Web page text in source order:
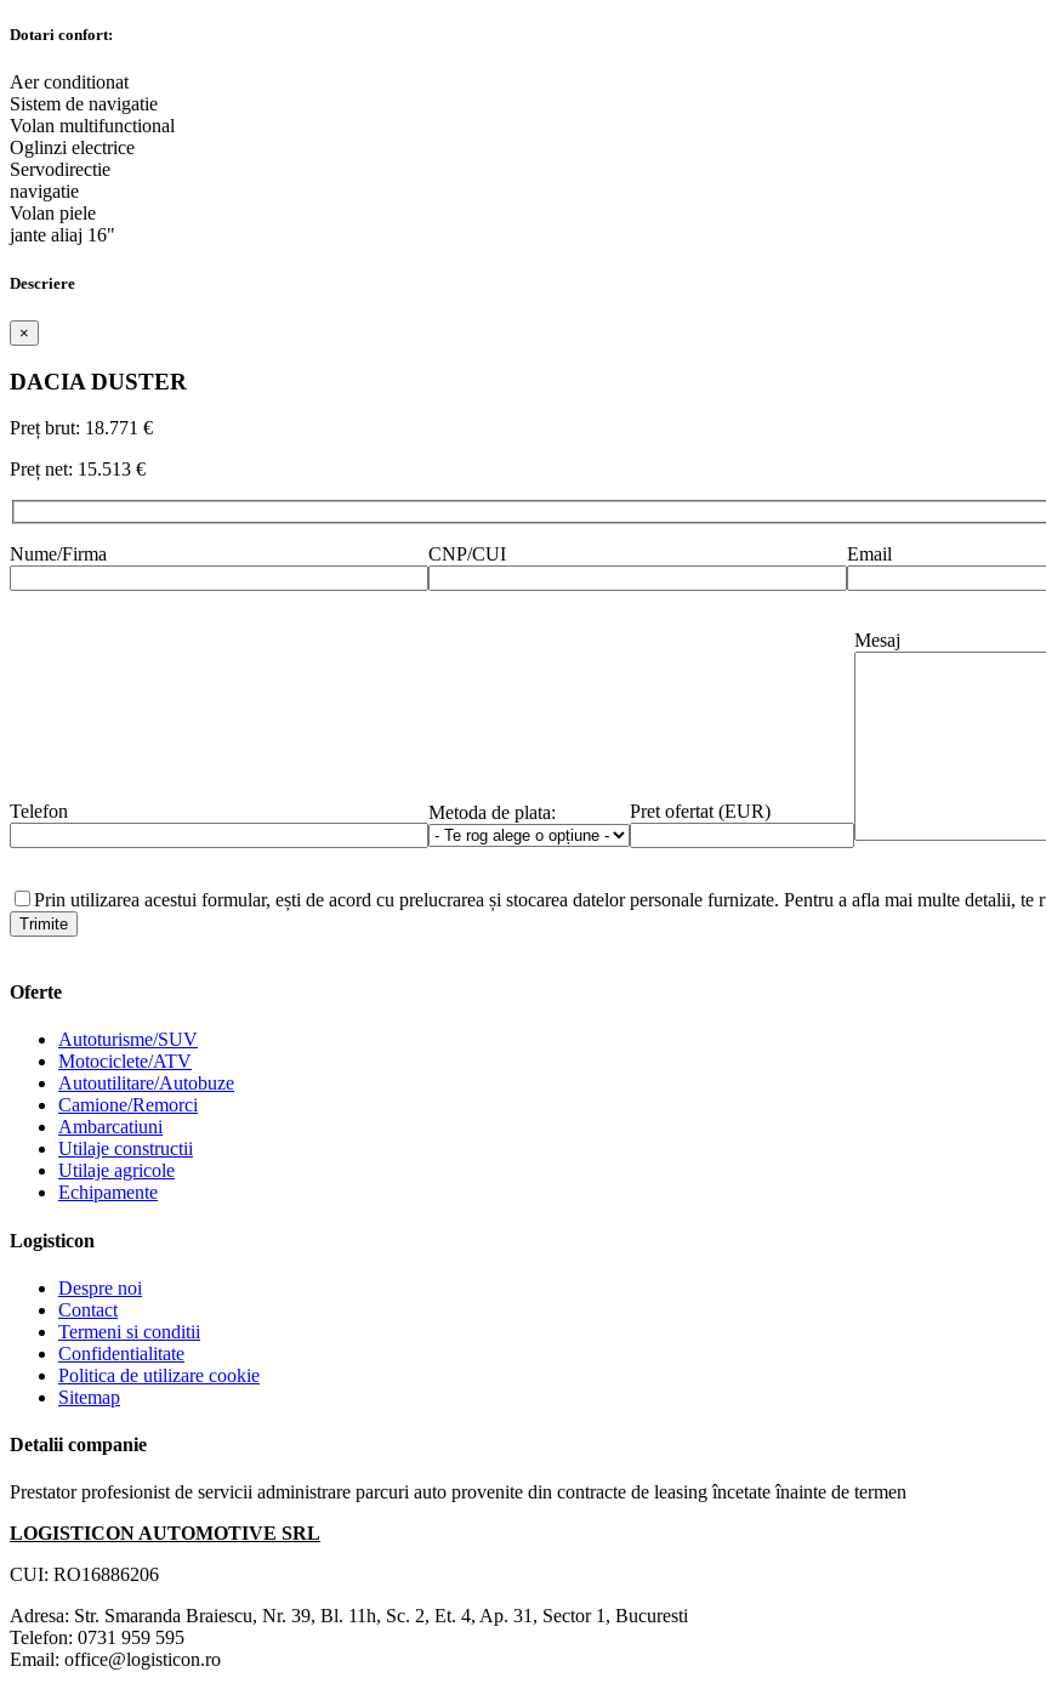
Dotari confort:
Aer conditionat
Sistem de navigatie
Volan multifunctional
Oglinzi electrice
Servodirectie
navigatie
Volan piele
jante aliaj 16"
Descriere
×
DACIA DUSTER
Preț brut: 18.771 €
Preț net: 15.513 €
Nume/Firma CNP/CUI Email
Telefon Metoda de plata: Pret ofertat (EUR)
Mesaj
Prin utilizarea acestui formular, ești de acord cu prelucrarea și stocarea datelor personale furnizate. Pentru a afla mai multe detalii,
Oferte
Autoturisme/SUV
Motociclete/ATV
Autoutilitare/Autobuze
Camione/Remorci
Ambarcatiuni
Utilaje constructii
Utilaje agricole
Echipamente
Logisticon
Despre noi
Contact
Termeni si conditii
Confidentialitate
Politica de utilizare cookie
Sitemap
Detalii companie
Prestator profesionist de servicii administrare parcuri auto provenite din contracte de leasing încetate înainte de termen
LOGISTICON AUTOMOTIVE SRL
CUI: RO16886206
Adresa: Str. Smaranda Braiescu, Nr. 39, Bl. 11h, Sc. 2, Et. 4, Ap. 31, Sector 1, Bucuresti
Telefon: 0731 959 595
Email: office@logisticon.ro